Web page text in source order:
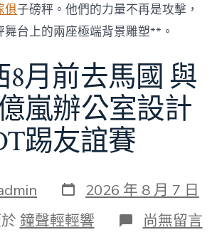
俱子磅秤。他們的力量不再是攻擊，
舞台上的兩座極端背景雕塑**。
8月前去馬國 與
嵐辦公室設計
踢友誼賽
發
表
日
期
2026 年 8 月 7 日
鐘聲輕輕響 在
〈切
尚無留言